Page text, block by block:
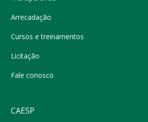
Arrecadação
Cursos e treinamentos
Licitação
Fale conosco
CAESP